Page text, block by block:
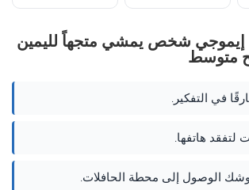
إيموجي شخص يمشي متجهاً لليمين
متوسط
في التفكير.
هاتفها.
الوصول إلى محطة الحافلات.